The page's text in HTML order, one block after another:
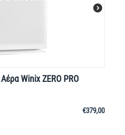
Winix ZERO PRO
€379,00